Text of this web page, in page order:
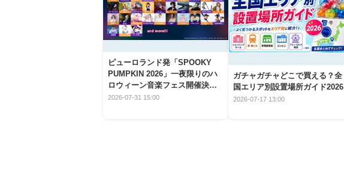
ピューロランド発「SPOOKY
PUMPKIN 2026」一夜限りのハ
ロウィーン音楽フェス開催決
定！
2026-07-31 15:00
ガチャガチャどこで買える？全
国エリア別設置場所ガイド2026
2026-07-17 13:00